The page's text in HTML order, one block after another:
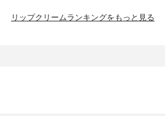
リップクリームランキングをもっと見る